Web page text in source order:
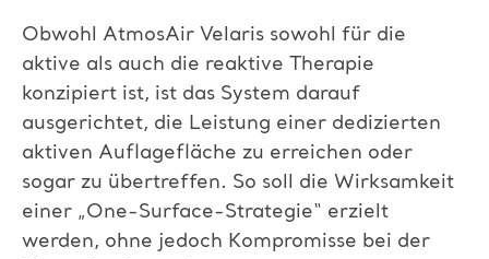
Obwohl AtmosAir Velaris sowohl für die
aktive als auch die reaktive Therapie
konzipiert ist, ist das System darauf
ausgerichtet, die Leistung einer dedizierten
aktiven Auflagefläche zu erreichen oder
sogar zu übertreffen. So soll die Wirksamkeit
einer „One-Surface-Strategie“ erzielt
werden, ohne jedoch Kompromisse bei der